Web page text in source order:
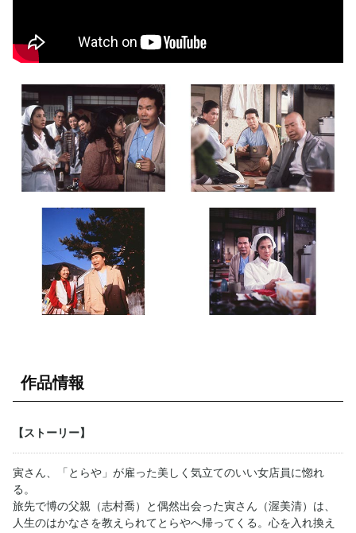
作品情報
【ストーリー】
寅さん、「とらや」が雇った美しく気立てのいい女店員に惚れ
る。
旅先で博の父親（志村喬）と偶然出会った寅さん（渥美清）は、
人生のはかなさを教えられてとらやへ帰ってくる。心を入れ換え